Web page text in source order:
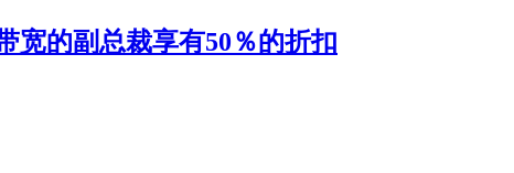
宽的副总裁享有50％的折扣